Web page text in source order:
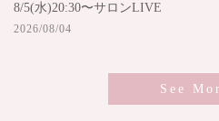
8/5(水)20:30〜サロンLIVE
2026/08/04
See